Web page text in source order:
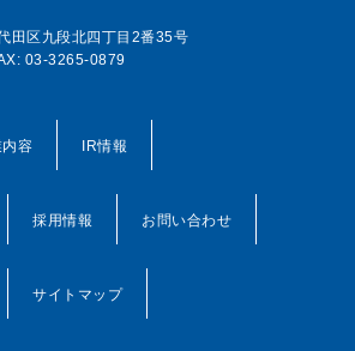
区九段北四丁目2番35号
03-3265-0879
容 IR情報
採用情報 お問い合わせ
サイトマップ